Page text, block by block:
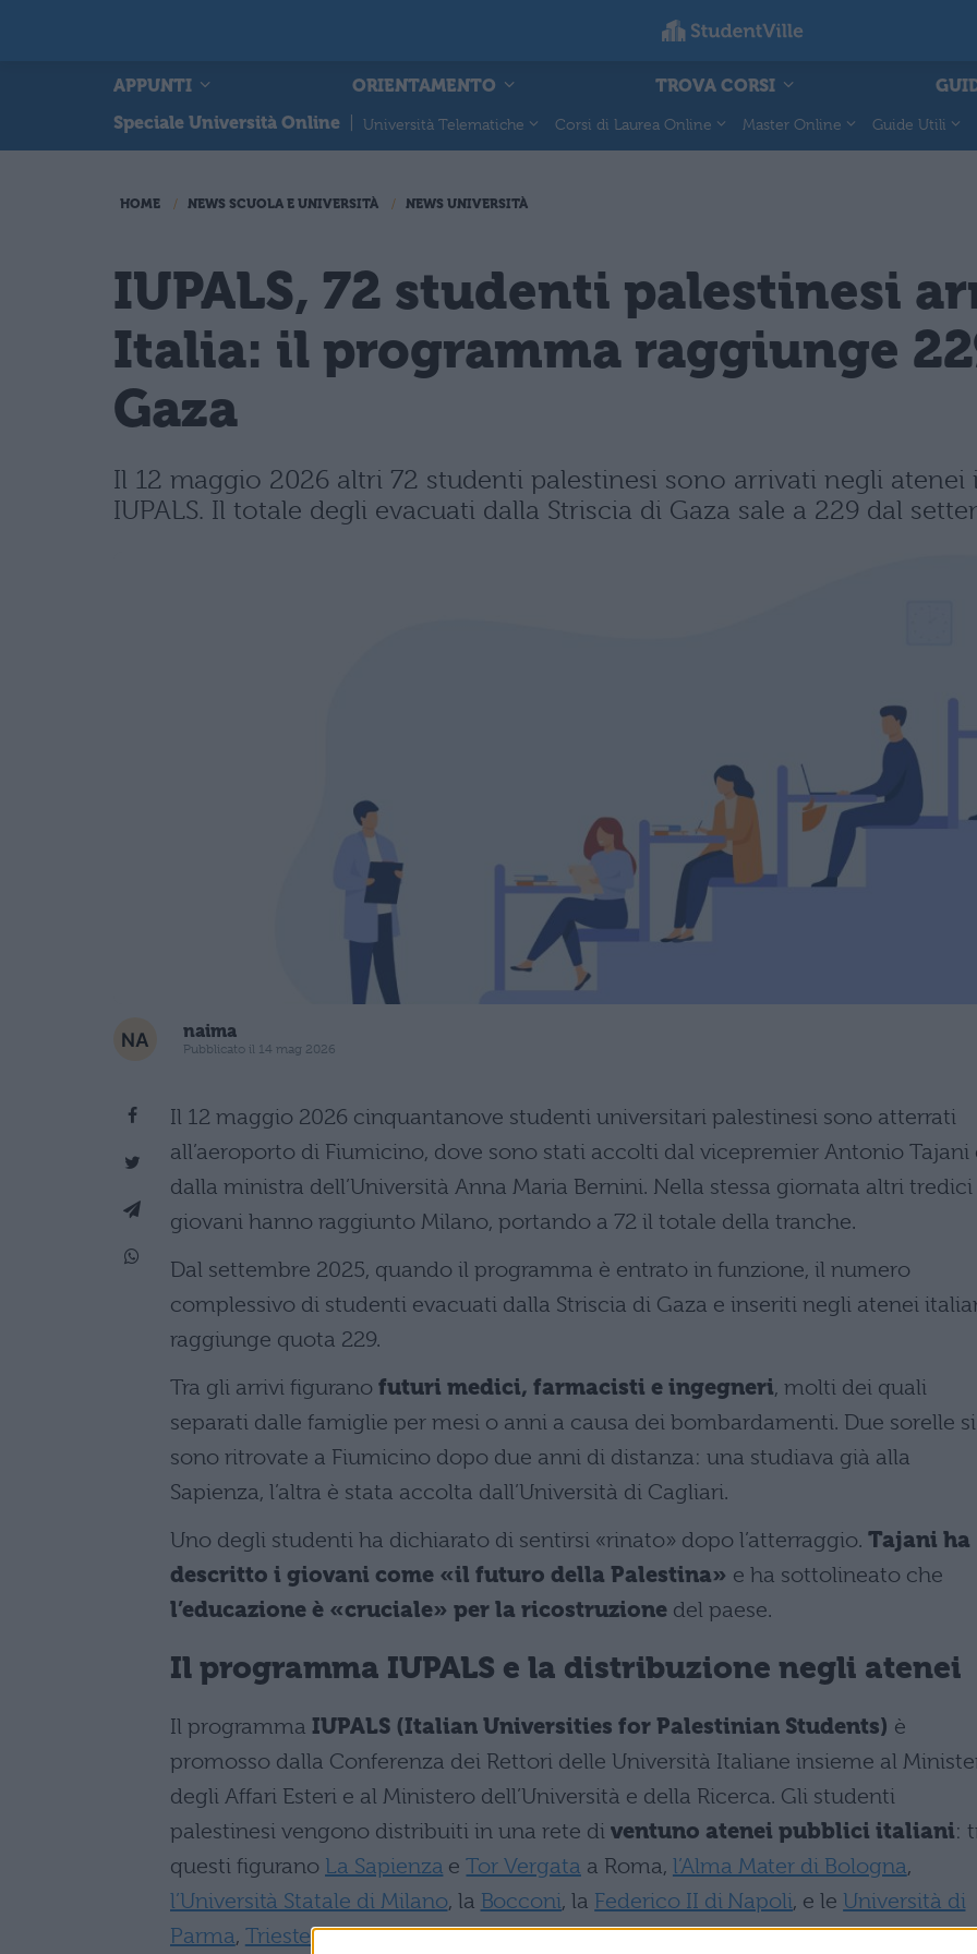
APPUNTI ORIENTAMENTO TROVA CORSI
Speciale Università Online
Università Telematiche Corsi di Laurea Online Master Online Guide Utili
HOME NEWS SCUOLA E UNIVERSITÀ NEWS UNIVERSITÀ
IUPALS, 72 studenti palestinesi
Italia: il programma raggiunge
Gaza
Il 12 maggio 2026 altri 72 studenti palestinesi sono arrivati negli
IUPALS. Il totale degli evacuati dalla Striscia di Gaza sale a 229 dal
naima
Pubblicato il 14 mag 2026
Il 12 maggio 2026 cinquantanove studenti universitari palestinesi sono atterrati
all’aeroporto di Fiumicino, dove sono stati accolti dal vicepremier Antonio Tajani
dalla ministra dell’Università Anna Maria Bernini. Nella stessa giornata altri tredici
giovani hanno raggiunto Milano, portando a 72 il totale della tranche.
Dal settembre 2025, quando il programma è entrato in funzione, il numero
complessivo di studenti evacuati dalla Striscia di Gaza e inseriti negli atenei
raggiunge quota 229.
Tra gli arrivi figurano futuri medici, farmacisti e ingegneri, molti dei quali
separati dalle famiglie per mesi o anni a causa dei bombardamenti. Due sorelle si
sono ritrovate a Fiumicino dopo due anni di distanza: una studiava già alla
Sapienza, l’altra è stata accolta dall’Università di Cagliari.
Uno degli studenti ha dichiarato di sentirsi «rinato» dopo l’atterraggio. Tajani ha
descritto i giovani come «il futuro della Palestina» e ha sottolineato che
l’educazione è «cruciale» per la ricostruzione del paese.
Il programma IUPALS e la distribuzione negli atenei
Il programma IUPALS (Italian Universities for Palestinian Students) è
promosso dalla Conferenza dei Rettori delle Università Italiane insieme al
degli Affari Esteri e al Ministero dell’Università e della Ricerca. Gli studenti
palestinesi vengono distribuiti in una rete di ventuno atenei pubblici italiani:
questi figurano La Sapienza eTor Vergata a Roma, l’Alma Mater di Bologna,
l’Università Statale di Milano, la Bocconi, la Federico II di Napoli, e le Università di
Parma, Trieste,Palermo,SassarieCagliari. Due studenti sono stati indirizzati